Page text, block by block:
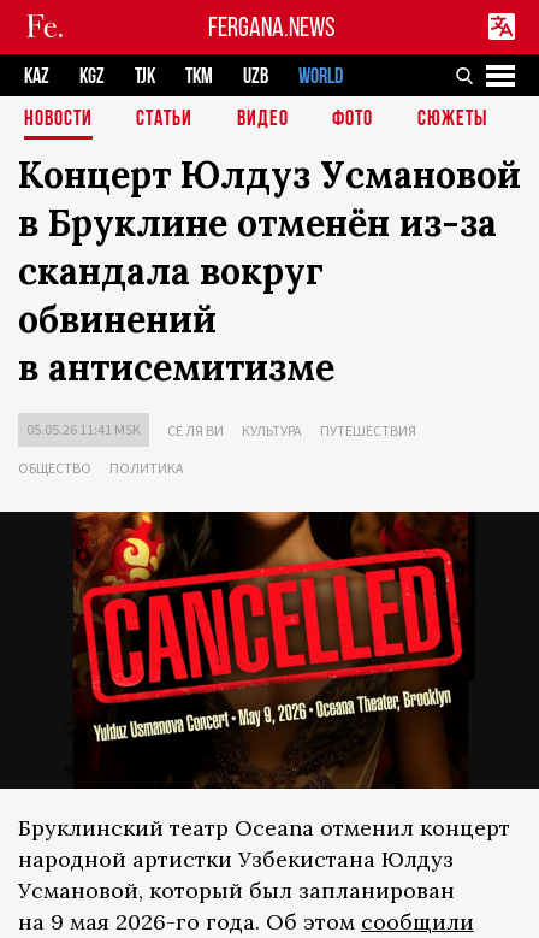
FERGANA.NEWS
KAZ KGZ TJK TKM UZB
WORLD
НОВОСТИ
СТАТЬИ ВИДЕО ФОТО СЮЖЕТЫ
Концерт Юлдуз Усмановой
в Бруклине отменён из-за
скандала вокруг
обвинений
в антисемитизме
05.05.26 11:41 MSK СЕ ЛЯ ВИ КУЛЬТУРА ПУТЕШЕСТВИЯ
ОБЩЕСТВО ПОЛИТИКА
Бруклинский театр Oceana отменил концерт
народной артистки Узбекистана Юлдуз
Усмановой, который был запланирован
на 9 мая 2026-го года. Об этом сообщили